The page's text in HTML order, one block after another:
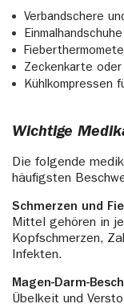
Verbandschere
Zeckenkarte oder
Kühlkompressen
Wichtige
Die folgende
häufigsten
Schmerzen und
Mittel gehören in
Kopfschmerzen,
Infekten.
Magen-Darm-
Übelkeit und